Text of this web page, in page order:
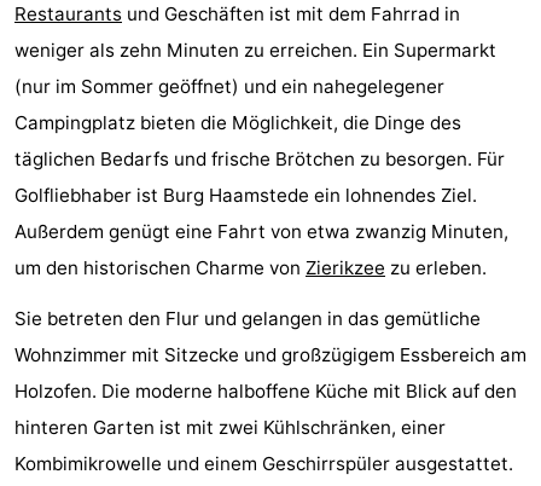
Haamstede
Résidence
Hof
Haamstede
-
Schouwse
-
Blick
Zeeuwse
-
Hof
van
Haamstede
Zimmer
(mit
Frühstück)
Lastminutes
Strand
Restaurants und Geschäften ist mit dem Fahrrad in
weniger als zehn Minuten zu erreichen. Ein Supermarkt
(nur im Sommer geöffnet) und ein nahegelegener
Campingplatz bieten die Möglichkeit, die Dinge des
täglichen Bedarfs und frische Brötchen zu besorgen. Für
Golfliebhaber ist Burg Haamstede ein lohnendes Ziel.
Außerdem genügt eine Fahrt von etwa zwanzig Minuten,
um den historischen Charme von Zierikzee zu erleben.
Sie betreten den Flur und gelangen in das gemütliche
Wohnzimmer mit Sitzecke und großzügigem Essbereich am
Holzofen. Die moderne halboffene Küche mit Blick auf den
hinteren Garten ist mit zwei Kühlschränken, einer
Kombimikrowelle und einem Geschirrspüler ausgestattet.